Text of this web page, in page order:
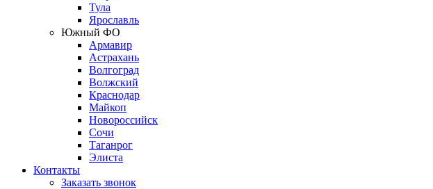
Тула
Ярославль
Южный ФО
Армавир
Астрахань
Волгоград
Волжский
Краснодар
Майкоп
Новороссийск
Сочи
Таганрог
Элиста
Контакты
Заказать звонок